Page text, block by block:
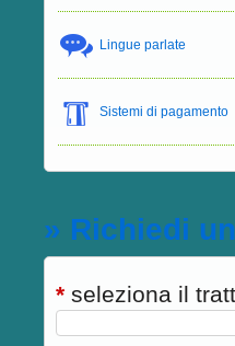
Lingue parlate
Sistemi di pagamento
» Richiedi
*seleziona il